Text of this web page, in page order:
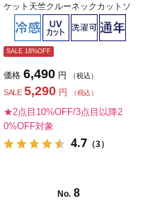
ケット天竺クルーネックカットソ
ーウォッシャブル無地通年【レデ
ィース】
SALE 18%OFF
価格 6,490 円 （税込）
SALE 5,290 円 （税込）
★2点目10%OFF/3点目以降2
0%OFF対象
4.7 （3）
No. 8